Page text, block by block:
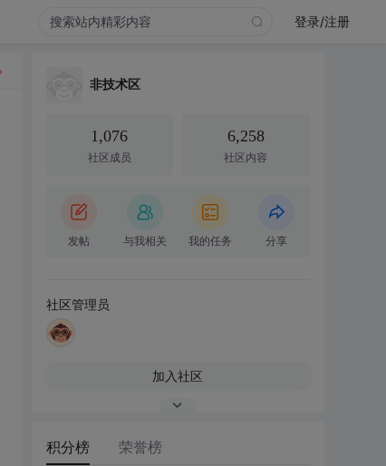
登录/注册
非技术区
1,076
社区成员
6,258
社区内容
发帖 与我相关 我的任务 分享
社区管理员
加入社区
积分榜 荣誉榜